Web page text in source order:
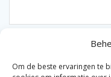
Om de beste ervaringen te